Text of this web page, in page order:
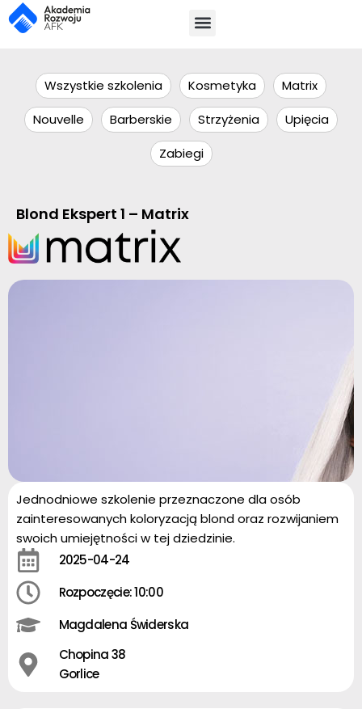
Wszystkie szkolenia Kosmetyka
Matrix
Nouvelle
Barberskie Strzyżenia
Upięcia
Zabiegi
Blond Ekspert 1 – Matrix
Jednodniowe szkolenie przeznaczone dla osób
zainteresowanych koloryzacją blond oraz rozwijaniem
swoich umiejętności w tej dziedzinie.
2025-04-24
Rozpoczęcie: 10:00
Magdalena Świderska
Chopina 38
Gorlice